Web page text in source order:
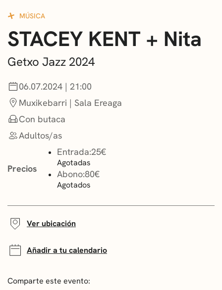
CONVOCATORIAS
NOTICIAS
GETXO KULTURA
ASOCIACIONES CULTURALES
MÚSICA
STACEY KENT + Nita
Getxo Jazz 2024
06.07.2024 | 21:00
Muxikebarri | Sala Ereaga
Con butaca
Adultos/as
Precios
Entrada:25€
Agotadas
Abono:80€
Agotados
Ver ubicación
Añadir a tu calendario
Comparte este evento: